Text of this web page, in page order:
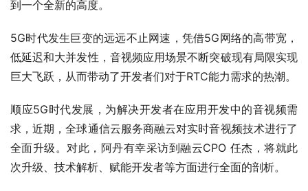
到一个全新的高度。
5G时代发生巨变的远远不止网速，凭借5G网络的高带宽，
低延迟和大并发性，音视频应用场景不断突破现有局限实现
巨大飞跃，从而带动了开发者们对于RTC能力需求的热潮。
顺应5G时代发展，为解决开发者在应用开发中的音视频需
求，近期，全球通信云服务商融云对实时音视频技术进行了
全面升级。对此，阿丹有幸采访到融云CPO 任杰，将就此
次升级、技术解析、赋能开发者等方面进行全面的剖析。